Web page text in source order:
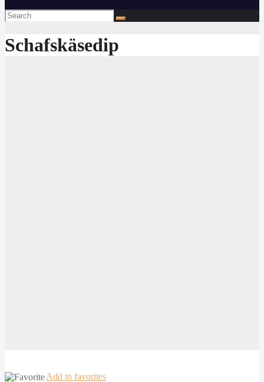
Schafskäsedip
Add to favorites